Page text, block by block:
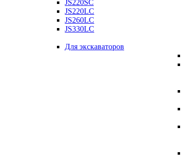
JS220SC
JS220LC
JS260LC
JS330LC
Для экскаваторов